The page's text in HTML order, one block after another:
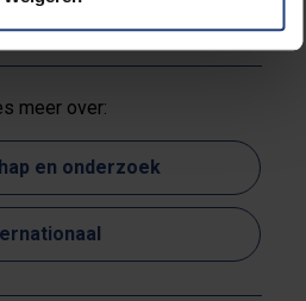
meer over:
en onderzoek